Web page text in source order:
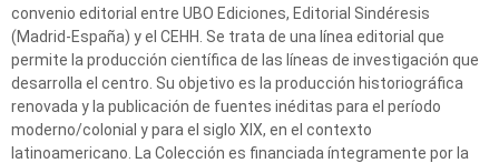
convenio editorial entre UBO Ediciones, Editorial Sindéresis
(Madrid-España) y el CEHH. Se trata de una línea editorial que
permite la producción científica de las líneas de investigación que
desarrolla el centro. Su objetivo es la producción historiográfica
renovada y la publicación de fuentes inéditas para el período
moderno/colonial y para el siglo XIX, en el contexto
latinoamericano. La Colección es financiada íntegramente por la